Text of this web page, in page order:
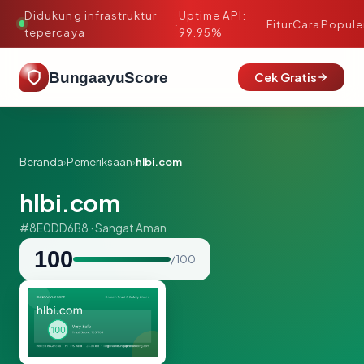
Didukung infrastruktur
tepercaya
·
Uptime API:
99.95%
FiturCara
BungaayuScore Cek Gratis
Beranda›Pemeriksaan›hlbi.com
hlbi.com
#8E0DD6B8 · Sangat Aman
100 / 100